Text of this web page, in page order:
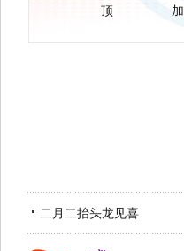
顶
二月二抬头龙见喜